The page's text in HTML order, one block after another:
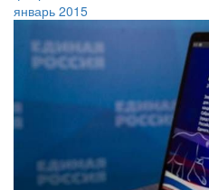
январь 2015